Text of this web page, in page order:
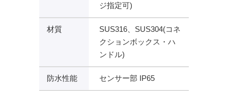
ジ指定可)
材質
SUS316、SUS304(コネ
クションボックス・ハ
ンドル)
防水性能 センサー部 IP65